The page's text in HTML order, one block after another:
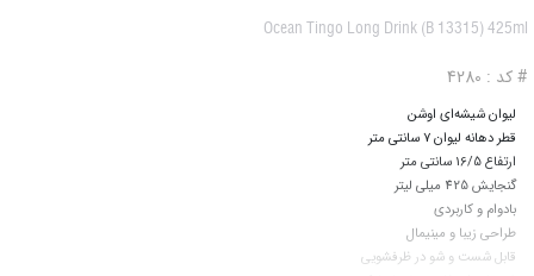
Ocean Tingo Long Drink (B 13315) 425ml
# کد : 4280
لیوان شیشه‌ای اوشن
قطر دهانه لیوان 7 سانتی متر
ارتفاع 16/5 سانتی متر
گنجایش 425 میلی لیتر
بادوام و کاربردی
طراحی زیبا و مینیمال
قابل شست و شو در ظرفشویی